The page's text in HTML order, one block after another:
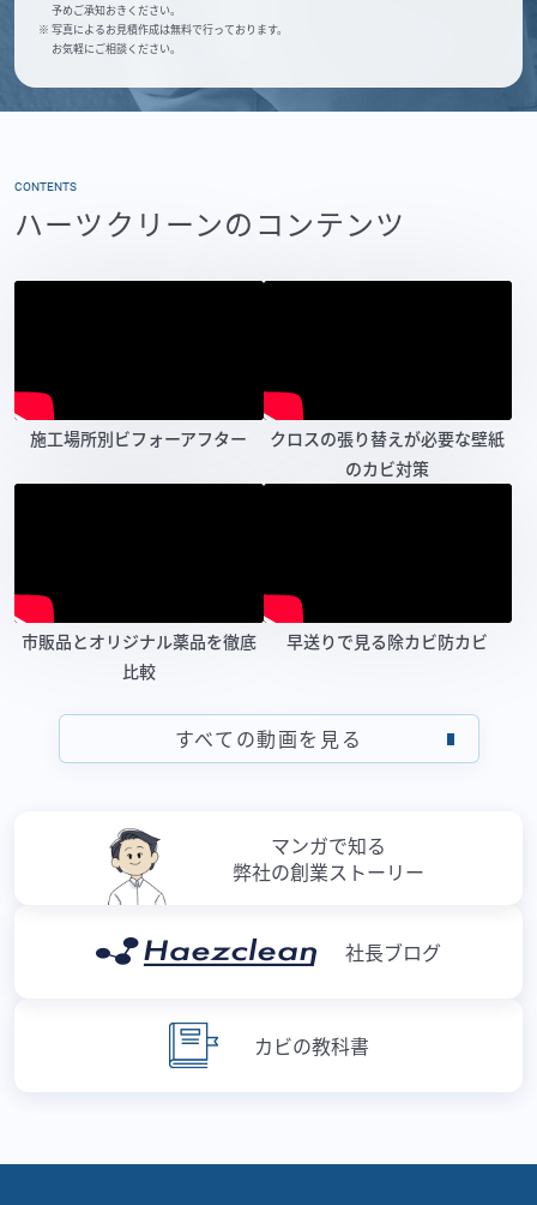
予めご承知おきください。
※ 写真によるお見積作成は無料で行っております。
お気軽にご相談ください。
CONTENTS
ハーツクリーンのコンテンツ
施工場所別ビフォーアフター
クロスの張り替えが必要な壁紙
のカビ対策
市販品とオリジナル薬品を徹底
比較
早送りで見る除カビ防カビ
すべての動画を見る
カビの教科書
社長ブログ
マンガで知る
弊社の創業ストーリー